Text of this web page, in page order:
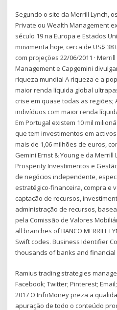
Segundo o site da Merrill Lynch,
Private ou Wealth Management
século 19 na Europa e Estados
movimenta hoje, cerca de US$
com projeções 22/06/2011 ·
Management e Capgemini
riqueza mundial A riqueza e a
maior renda líquida global
crise em quase todas as regiões;
indivíduos com maior renda
Em Portugal existem 10 mil
que tem investimentos em
mais de 1,06 milhões de euros,
Gemini Ernst & Young e da Merrill
Prosperity Investimentos e
de negócios independente,
estratégico-financeira, compra e
captação de recursos,
administração de recursos,
pela Comissão de Valores
all branches of BANCO MERRILL
Swift codes. Business Identifier
thousands of banks and
Ramius trading strategies
Facebook; Twitter; Pinterest;
2017 O InfoMoney preza a
apuração de todo o conteúdo